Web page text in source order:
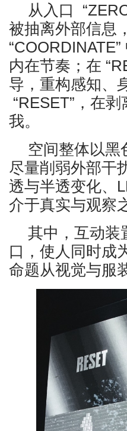
从入口
被抽离外部信息
内在节奏；在
导，重构感知、
“RESET”，在
我。
空间整体以黑
尽量削弱外部干
透与半透变化、
介于真实与观察
其中，互动装
口，使人同时成
命题从视觉与服